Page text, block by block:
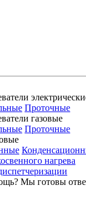
Проточные
газовые
Проточные
нагрева
Мы готовы